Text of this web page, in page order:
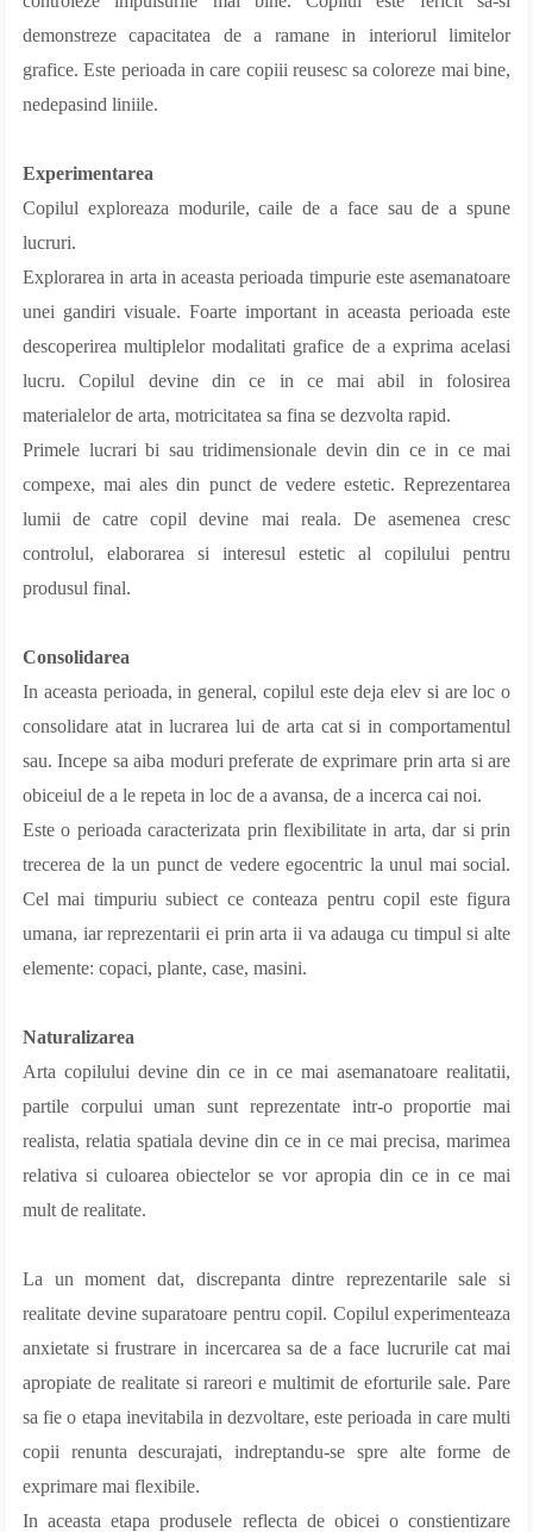
demonstreze capacitatea de a ramane in interiorul limitelor
grafice. Este perioada in care copiii reusesc sa coloreze mai bine,
nedepasind liniile.
Experimentarea
Copilul exploreaza modurile, caile de a face sau de a spune
lucruri.
Explorarea in arta in aceasta perioada timpurie este asemanatoare
unei gandiri visuale. Foarte important in aceasta perioada este
descoperirea multiplelor modalitati grafice de a exprima acelasi
lucru. Copilul devine din ce in ce mai abil in folosirea
materialelor de arta, motricitatea sa fina se dezvolta rapid.
Primele lucrari bi sau tridimensionale devin din ce in ce mai
compexe, mai ales din punct de vedere estetic. Reprezentarea
lumii de catre copil devine mai reala. De asemenea cresc
controlul, elaborarea si interesul estetic al copilului pentru
produsul final.
Consolidarea
In aceasta perioada, in general, copilul este deja elev si are loc o
consolidare atat in lucrarea lui de arta cat si in comportamentul
sau. Incepe sa aiba moduri preferate de exprimare prin arta si are
obiceiul de a le repeta in loc de a avansa, de a incerca cai noi.
Este o perioada caracterizata prin flexibilitate in arta, dar si prin
trecerea de la un punct de vedere egocentric la unul mai social.
Cel mai timpuriu subiect ce conteaza pentru copil este figura
umana, iar reprezentarii ei prin arta ii va adauga cu timpul si alte
elemente: copaci, plante, case, masini.
Naturalizarea
Arta copilului devine din ce in ce mai asemanatoare realitatii,
partile corpului uman sunt reprezentate intr-o proportie mai
realista, relatia spatiala devine din ce in ce mai precisa, marimea
relativa si culoarea obiectelor se vor apropia din ce in ce mai
mult de realitate.
La un moment dat, discrepanta dintre reprezentarile sale si
realitate devine suparatoare pentru copil. Copilul experimenteaza
anxietate si frustrare in incercarea sa de a face lucrurile cat mai
apropiate de realitate si rareori e multimit de eforturile sale. Pare
sa fie o etapa inevitabila in dezvoltare, este perioada in care multi
copii renunta descurajati, indreptandu-se spre alte forme de
exprimare mai flexibile.
In aceasta etapa produsele reflecta de obicei o constientizare